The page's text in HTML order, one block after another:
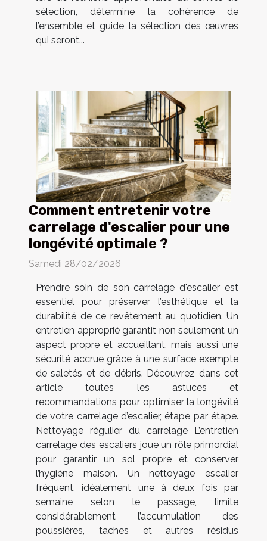
sélection, détermine la cohérence de
l’ensemble et guide la sélection des œuvres
qui seront...
Comment entretenir votre
carrelage d'escalier pour une
longévité optimale ?
Samedi 28/02/2026
Prendre soin de son carrelage d'escalier est
essentiel pour préserver l’esthétique et la
durabilité de ce revêtement au quotidien. Un
entretien approprié garantit non seulement un
aspect propre et accueillant, mais aussi une
sécurité accrue grâce à une surface exempte
de saletés et de débris. Découvrez dans cet
article toutes les astuces et
recommandations pour optimiser la longévité
de votre carrelage d’escalier, étape par étape.
Nettoyage régulier du carrelage L’entretien
carrelage des escaliers joue un rôle primordial
pour garantir un sol propre et conserver
l’hygiène maison. Un nettoyage escalier
fréquent, idéalement une à deux fois par
semaine selon le passage, limite
considérablement l’accumulation des
poussières, taches et autres résidus